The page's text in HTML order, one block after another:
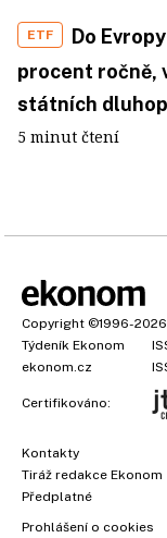
ETF
Do
procent ročně,
státních
5 minut čtení
Copyright ©1996-2026
Týdeník Ekonom
ekonom.cz
Certifikováno:
Kontakty
Tiráž redakce Ekonom
Předplatné
Prohlášení o cookies